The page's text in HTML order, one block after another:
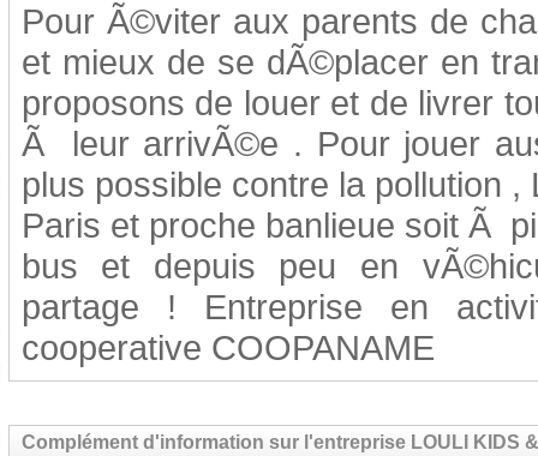
Pour Ã©viter aux parents de
et mieux de se dÃ©placer en
proposons de louer et de livrer
Ã leur arrivÃ©e . Pour jouer
plus possible contre la pollution
Paris et proche banlieue soit Ã
bus et depuis peu en
partage ! Entreprise en
cooperative COOPANAME
Complément d'information sur l'entreprise LOULI KIDS